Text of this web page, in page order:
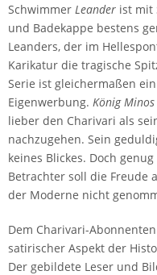
Schwimmer Leander ist mit
und Badekappe bestens
Leanders, der im
Karikatur die tragische
Serie ist gleichermaßen
Eigenwerbung. König Minos
lieber den Charivari als
nachzugehen. Sein
keines Blickes. Doch
Betrachter soll die Freude
der Moderne nicht
Dem Charivari-
satirischer Aspekt der
Der gebildete Leser und